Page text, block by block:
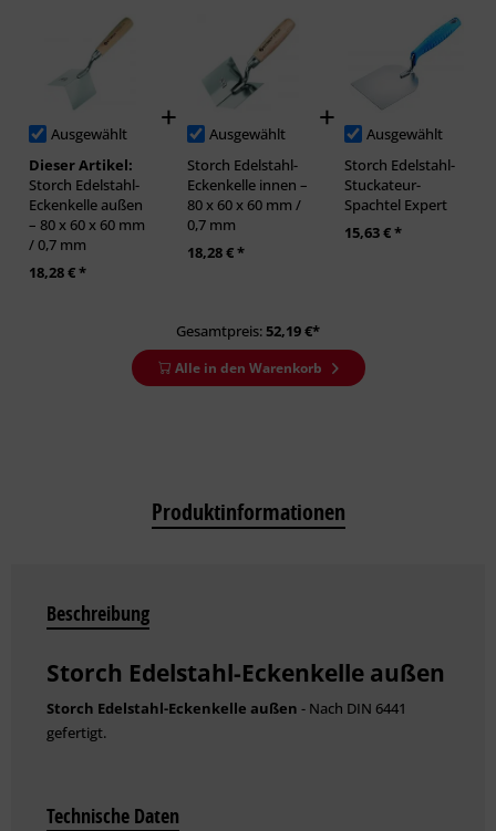
Ausgewählt
Dieser Artikel:
Storch Edelstahl-
Eckenkelle außen
– 80 x 60 x 60 mm
/ 0,7 mm
18,28 € *
Ausgewählt
Storch Edelstahl-
Eckenkelle innen –
80 x 60 x 60 mm /
0,7 mm
18,28 € *
Ausgewählt
Storch Edelstahl-
Stuckateur-
Spachtel Expert
15,63 € *
Gesamtpreis:52,19€*
Alle in den Warenkorb
Produktinformationen
Beschreibung
Storch Edelstahl-Eckenkelle außen
Storch Edelstahl-Eckenkelle außen - Nach DIN 6441
gefertigt.
Technische Daten